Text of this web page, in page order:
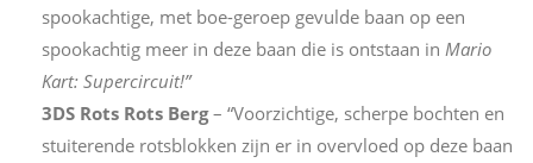
spookachtige, met boe-geroep gevulde baan op een
spookachtig meer in deze baan die is ontstaan ​​in Mario
Kart: Supercircuit!”
3DS Rots Rots Berg– “Voorzichtige, scherpe bochten en
stuiterende rotsblokken zijn er in overvloed op deze baan